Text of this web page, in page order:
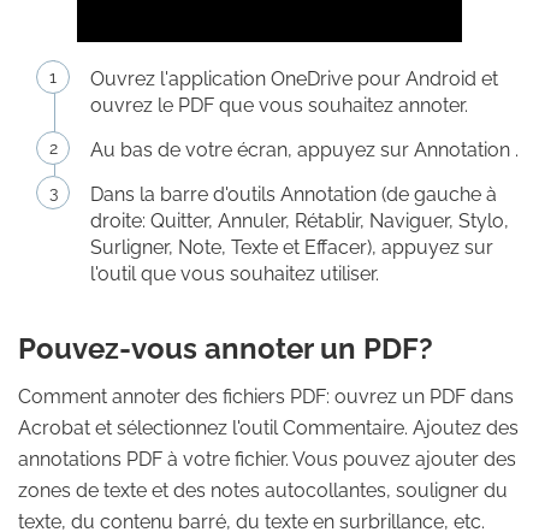
Ouvrez l'application OneDrive pour Android et
ouvrez le PDF que vous souhaitez annoter.
Au bas de votre écran, appuyez sur Annotation .
Dans la barre d'outils Annotation (de gauche à
droite: Quitter, Annuler, Rétablir, Naviguer, Stylo,
Surligner, Note, Texte et Effacer), appuyez sur
l'outil que vous souhaitez utiliser.
Pouvez-vous annoter un PDF?
Comment annoter des fichiers PDF: ouvrez un PDF dans
Acrobat et sélectionnez l'outil Commentaire. Ajoutez des
annotations PDF à votre fichier. Vous pouvez ajouter des
zones de texte et des notes autocollantes, souligner du
texte, du contenu barré, du texte en surbrillance, etc.